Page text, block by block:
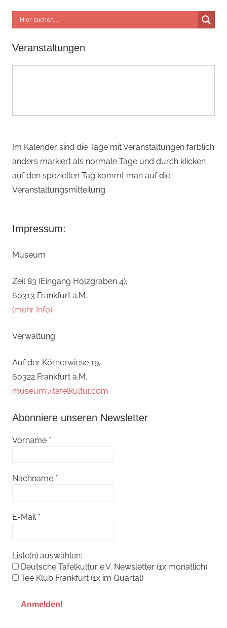
Veranstaltungen
Im Kalender sind die Tage mit Veranstaltungen farblich
anders markiert als normale Tage und durch klicken
auf den speziellen Tag kommt man auf die
Veranstaltungsmitteilung
Impressum:
Museum
Zeil 83 (Eingang Holzgraben 4),
60313 Frankfurt a.M.
(mehr Info)
Verwaltung
Auf der Körnerwiese 19,
60322 Frankfurt a.M.
museum@tafelkultur.com
Abonniere unseren Newsletter
Vorname *
Nachname *
E-Mail *
Liste(n) auswählen:
Deutsche Tafelkultur e.V. Newsletter (1x monatlich)
Tee Klub Frankfurt (1x im Quartal)